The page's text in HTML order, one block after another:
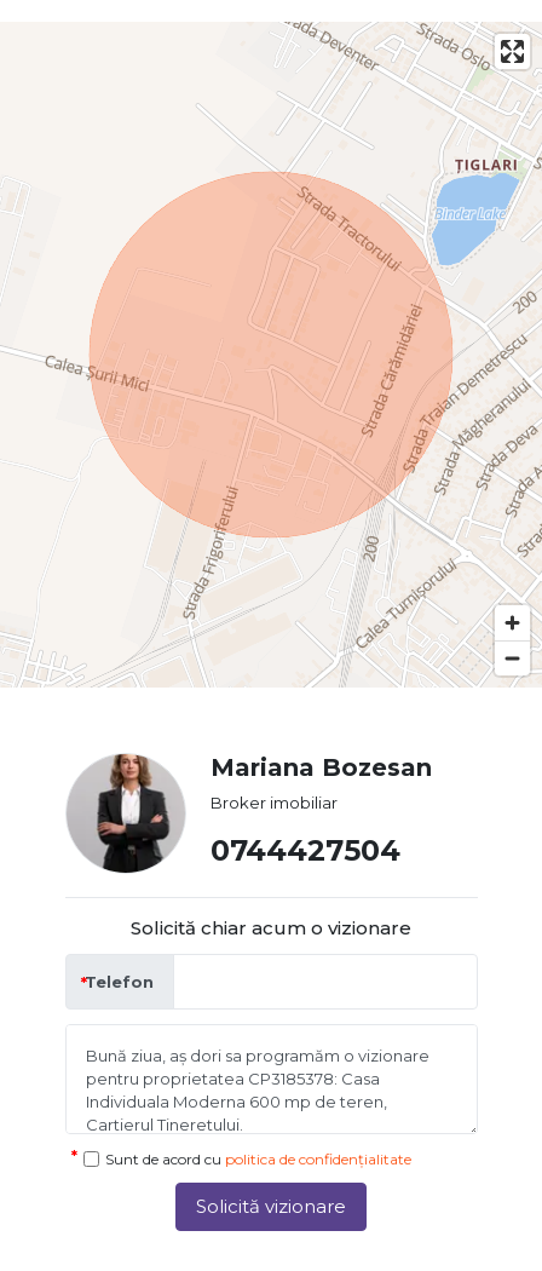
Mariana Bozesan
Broker imobiliar
0744427504
Solicită chiar acum o vizionare
Telefon
Sunt de acord cu politica de confidențialitate
Solicită vizionare